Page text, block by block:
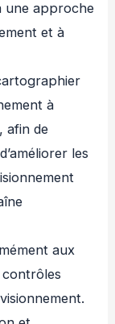
une approche
et à
à
afin de
les
aux